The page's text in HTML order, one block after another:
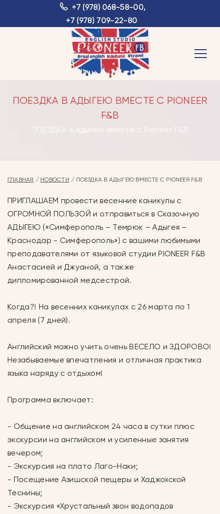
+7 (978) 068-58-00,
+7 (978) 709-22-80
ПОЕЗДКА В АДЫГЕЮ ВМЕСТЕ С PIONEER
F&B
ПОЕЗДКА в Адыгею вместе с Pioneer F&B
ГЛАВНАЯ НОВОСТИ ПОЕЗДКА В АДЫГЕЮ ВМЕСТЕ С PIONEER F&B
ПРИГЛАШАЕМ провести весенние каникулы с
ОГРОМНОЙ ПОЛЬЗОЙ и отправиться в Сказочную
АДЫГЕЮ («Симферополь – Темрюк – Адыгея –
Краснодар - Симферополь») с вашими любимыми
преподавателями от языковой студии PIONEER F&B
Анастасией и Джуаной, а также
дипломированной медсестрой.
Когда?! На весенних каникулах с 26 марта по 1
апреля (7 дней).
Английский можно учить очень ВЕСЕЛО и ЗДОРОВО!
Незабываемые впечатления и отличная практика
языка наряду с отдыхом!
Программа включает:
- Общение на английском 24 часа в сутки плюс
экскурсии на английском и усиленные занятия
вечером;
- Экскурсия на плато Лаго-Наки;
- Посещение Азишской пещеры и Хаджохской
Теснины;
- Экскурсия «Хрустальный звон водопадов